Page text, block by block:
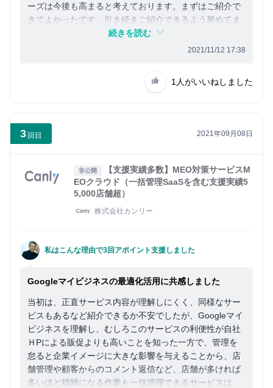
ーズは今後も高まると考えております。まずはご紹介で
きてよかったです。引き続きご紹介できるよう努めてま
続きを読む
2021/11/12 17:38
1人がいいねしました
3 回目 2021年09月08日
非公開
【支援実績多数】MEO対策サービスM
EOクラウド（一括管理SaaSを含む支援実績5
5,000店舗超）
株式会社カンリー
私はこんな理由で3回アポイント支援しました
Googleマイビジネスの最適化活用に共感しました
当初は、正直サービス内容が理解しにくく、同様なサー
ビスもあるなど紹介できるか不安でしたが、Googleマイ
ビジネスを理解し、むしろこのサービスの利便性が自社
ＨPによる販促よりも高いことを知った一方で、管理を
怠ると企業イメージに大きな影響を与えることから、店
舗管理や顧客からのコメント返信など、店舗が多ければ
多いほど煩雑になる作業も一括管理できるサービスは、